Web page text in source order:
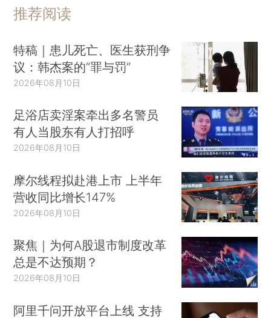
推荐阅读
特稿｜患儿死亡、医生获刑争
议：韩杰案的“罪与罚”
2026年08月10日
足浴店卖淫案牵出多名警员
有人当股东有人打招呼
2026年08月10日
摩尔线程拟赴港上市 上半年
营收同比增长147%
2026年08月10日
聚焦｜为何A股退市制度改革
总是不达预期？
2026年08月10日
阿里千问开放平台上线 支持